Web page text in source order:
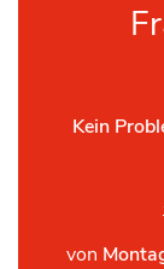
Kein
von